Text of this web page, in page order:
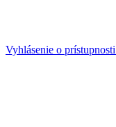
Vyhlásenie o prístupnosti